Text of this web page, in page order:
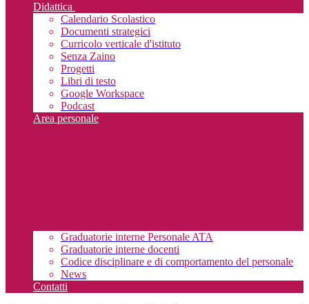
Didattica
Calendario Scolastico
Documenti strategici
Curricolo verticale d'istituto
Senza Zaino
Progetti
Libri di testo
Google Workspace
Podcast
Area personale
Graduatorie interne Personale ATA
Graduatorie interne docenti
Codice disciplinare e di comportamento del personale
News
Contatti